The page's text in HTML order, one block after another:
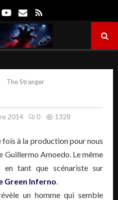
TwitterYoutube
Email
The Stranger
2014 0 1328
fois à la production pour nous
Guillermo Amoedo. Le même
tant que scénariste sur
Green Inferno.
un homme qui semble